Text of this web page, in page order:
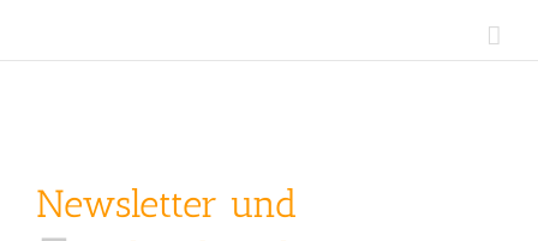
springen
Newsletter und